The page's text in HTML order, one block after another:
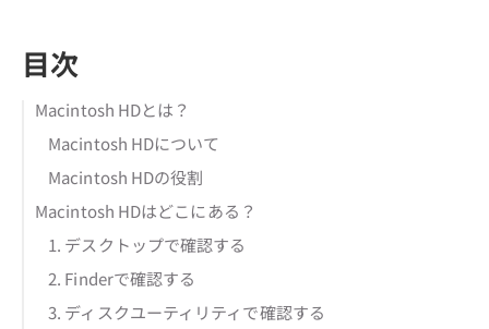
目次
Macintosh HDとは？
Macintosh HDについて
Macintosh HDの役割
Macintosh HDはどこにある？
1. デスクトップで確認する
2. Finderで確認する
3. ディスクユーティリティで確認する